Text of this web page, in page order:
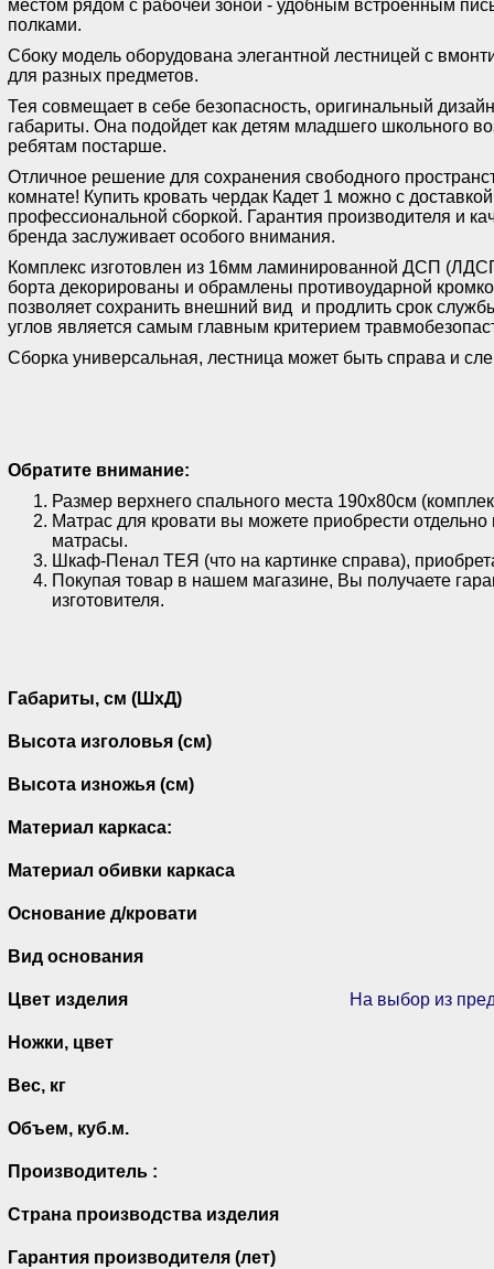
местом рядом с рабочей зоной - удобным встроенным
полками.
Сбоку модель оборудована элегантной лестницей с
для разных предметов.
Тея совмещает в себе безопасность, оригинальный
габариты. Она подойдет как детям младшего школьного
ребятам постарше.
Отличное решение для сохранения свободного
комнате! Купить кровать чердак Кадет 1 можно с
профессиональной сборкой. Гарантия производителя и
бренда заслуживает особого внимания.
Комплекс изготовлен из 16мм ламинированной ДСП
борта декорированы и обрамлены противоударной
позволяет сохранить внешний вид и продлить срок
углов является самым главным критерием
Сборка универсальная, лестница может быть справа и
Обратите внимание:
Размер верхнего спального места 190х80см
Матрас для кровати вы можете приобрести отдельно
матрасы.
Шкаф-Пенал ТЕЯ (что на картинке справа),
Покупая товар в нашем магазине, Вы получаете
изготовителя.
Габариты, см (ШхД)
Высота изголовья (см)
Высота изножья (см)
Материал каркаса:
Материал обивки каркаса
Основание д/кровати
Вид основания
Цвет изделия На выбор из
Ножки, цвет
Вес, кг
Объем, куб.м.
Производитель :
Страна производства изделия
Гарантия производителя (лет)